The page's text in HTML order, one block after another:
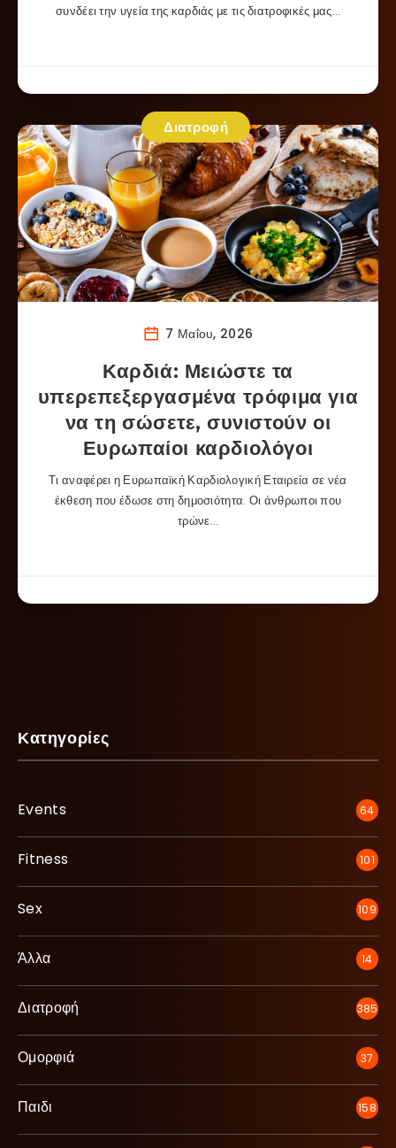
συνδέει την υγεία της καρδιάς με τις διατροφικές μας…
Διατροφή
7 Μαΐου, 2026
Καρδιά: Μειώστε τα
υπερεπεξεργασμένα τρόφιμα για
να τη σώσετε, συνιστούν οι
Ευρωπαίοι καρδιολόγοι
Τι αναφέρει η Ευρωπαϊκή Καρδιολογική Εταιρεία σε νέα
έκθεση που έδωσε στη δημοσιότητα. Οι άνθρωποι που
τρώνε…
Κατηγορίες
Events 64
Fitness 101
Sex 109
Άλλα 14
Διατροφή 385
Ομορφιά 37
Παιδι 158